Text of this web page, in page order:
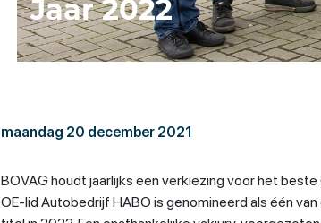
Jaar 2022
maandag 20 december 2021
BOVAG houdt jaarlijks een verkiezing voor het
OE-lid Autobedrijf HABO is genomineerd als één